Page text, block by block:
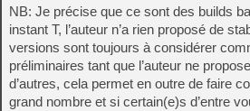
NB: Je précise que ce sont des builds
instant T, l’auteur n’a rien proposé de
versions sont toujours à considérer
préliminaires tant que l’auteur ne
d’autres, cela permet en outre de faire
grand nombre et si certain(e)s d’entre